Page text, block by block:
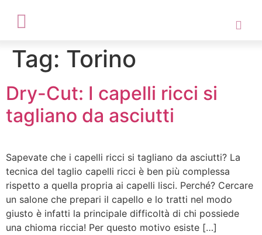
Tag: Torino
Dry-Cut: I capelli ricci si
tagliano da asciutti
Sapevate che i capelli ricci si tagliano da asciutti? La
tecnica del taglio capelli ricci è ben più complessa
rispetto a quella propria ai capelli lisci. Perché? Cercare
un salone che prepari il capello e lo tratti nel modo
giusto è infatti la principale difficoltà di chi possiede
una chioma riccia! Per questo motivo esiste […]